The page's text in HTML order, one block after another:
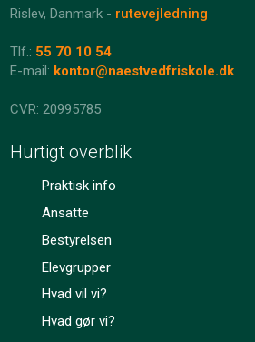
Rislev, Danmark - rutevejledning
Tlf.: 55 70 10 54
E-mail: kontor@naestvedfriskole.dk
​​CVR: 20995785
Hurtigt overblik
Praktisk info
Ansatte​
Bestyrelsen​
Elevgrupper​
Hvad vil vi?​
Hvad gør vi?​